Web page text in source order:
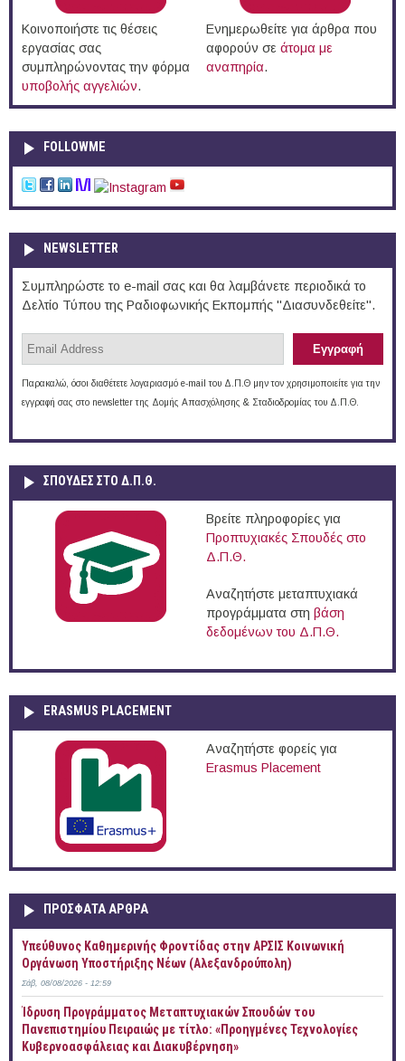
Κοινοποιήστε τις θέσεις
εργασίας σας
συμπληρώνοντας την φόρμα
υποβολής αγγελιών.
Ενημερωθείτε για άρθρα που
αφορούν σε άτομα με
αναπηρία.
FOLLOWME
NEWSLETTER
Συμπληρώστε το e-mail σας και θα λαμβάνετε περιοδικά το
Δελτίο Τύπου της Ραδιοφωνικής Εκπομπής "Διασυνδεθείτε".
Παρακαλώ, όσοι διαθέτετε λογαριασμό e-mail του Δ.Π.Θ μην τον χρησιμοποιείτε για την
εγγραφή σας στο newsletter της Δομής Απασχόλησης & Σταδιοδρομίας του Δ.Π.Θ.
ΣΠΟΥΔΈΣ ΣΤΟ Δ.Π.Θ.
Βρείτε πληροφορίες για
Προπτυχιακές Σπουδές στο
Δ.Π.Θ.
Αναζητήστε μεταπτυχιακά
προγράμματα στη βάση
δεδομένων του Δ.Π.Θ.
ERASMUS PLACEMENT
Αναζητήστε φορείς για
Erasmus Placement
ΠΡOΣΦΑΤΑ AΡΘΡΑ
Yπεύθυνος Καθημερινής Φροντίδας στην ΑΡΣΙΣ Κοινωνική
Οργάνωση Υποστήριξης Νέων (Αλεξανδρούπολη)
Σάβ, 08/08/2026 - 12:59
Ίδρυση Προγράμματος Μεταπτυχιακών Σπουδών του
Πανεπιστημίου Πειραιώς με τίτλο: «Προηγμένες Τεχνολογίες
Κυβερνοασφάλειας και Διακυβέρνηση»